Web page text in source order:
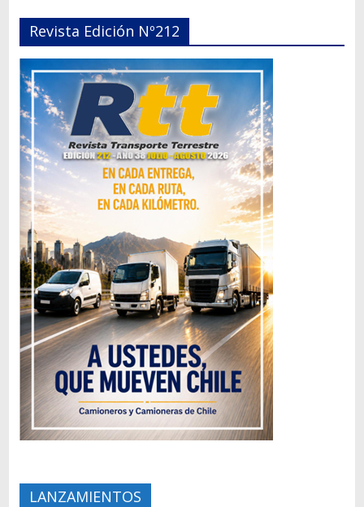
Revista Edición Nº212
LANZAMIENTOS